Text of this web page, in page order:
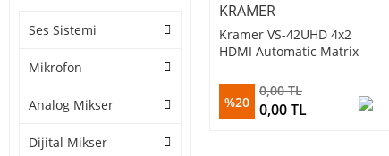
Ses Sistemi
Mikrofon
Analog Mikser
Dijital Mikser
KRAMER
Kramer VS-42UHD 4x2
HDMI Automatic Matrix
%20
0,00 TL
0,00 TL